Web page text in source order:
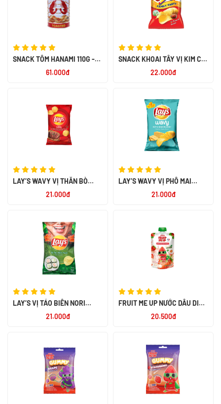
SNACK TÔM HANAMI 110G -
61.000đ
SNACK KHOAI TÂY VỊ KIM CHI
22.000đ
LAY’S WAVY VỊ THĂN BÒ
21.000đ
LAY’S WAVY VỊ PHÔ MAI
21.000đ
LAY’S VỊ TẢO BIỂN NORI
21.000đ
FRUIT ME UP NƯỚC DÂU DINH
20.500đ